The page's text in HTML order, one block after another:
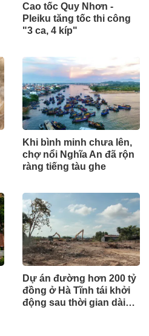
Cao tốc Quy Nhơn -
Pleiku tăng tốc thi công
"3 ca, 4 kíp"
Khi bình minh chưa lên,
chợ nổi Nghĩa An đã rộn
ràng tiếng tàu ghe
Dự án đường hơn 200 tỷ
đồng ở Hà Tĩnh tái khởi
động sau thời gian dài